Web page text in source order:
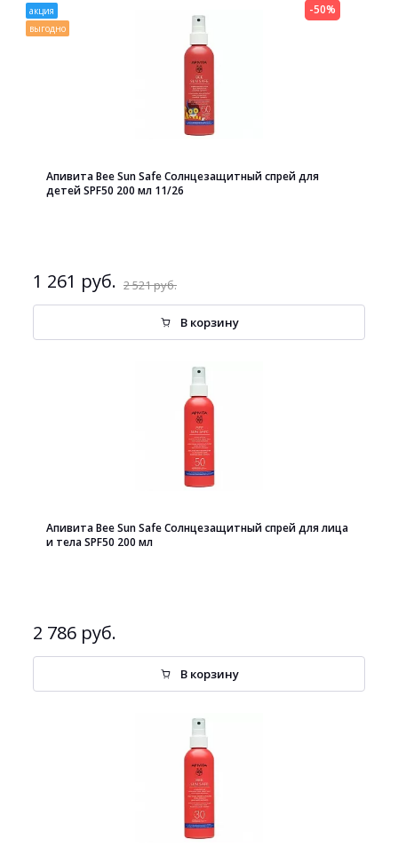
акция
выгодно
Апивита Bee Sun Safe Солнцезащитный спрей для
детей SPF50 200 мл 11/26
1 261 руб. 2 521 руб.
-50%
В корзину
Апивита Bee Sun Safe Солнцезащитный спрей для лица
и тела SPF50 200 мл
2 786 руб.
В корзину